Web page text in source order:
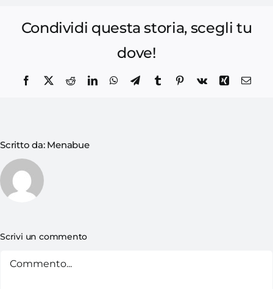
Condividi questa storia, scegli tu
dove!
Scritto da: Menabue
Scrivi un commento